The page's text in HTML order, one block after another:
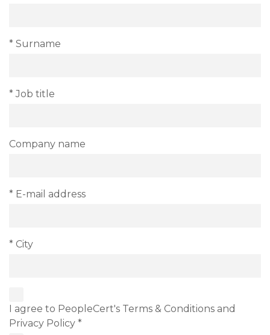
* Surname
* Job title
Company name
* E-mail address
* City
I agree to PeopleCert's Terms & Conditions and
Privacy Policy *